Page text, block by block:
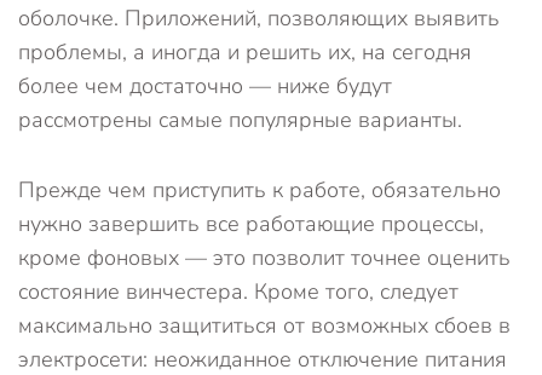
оболочке. Приложений, позволяющих выявить
проблемы, а иногда и решить их, на сегодня
более чем достаточно — ниже будут
рассмотрены самые популярные варианты.
Прежде чем приступить к работе, обязательно
нужно завершить все работающие процессы,
кроме фоновых — это позволит точнее оценить
состояние винчестера. Кроме того, следует
максимально защититься от возможных сбоев в
электросети: неожиданное отключение питания